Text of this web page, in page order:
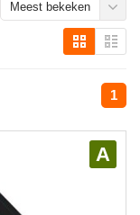
Meest bekeken
1
A